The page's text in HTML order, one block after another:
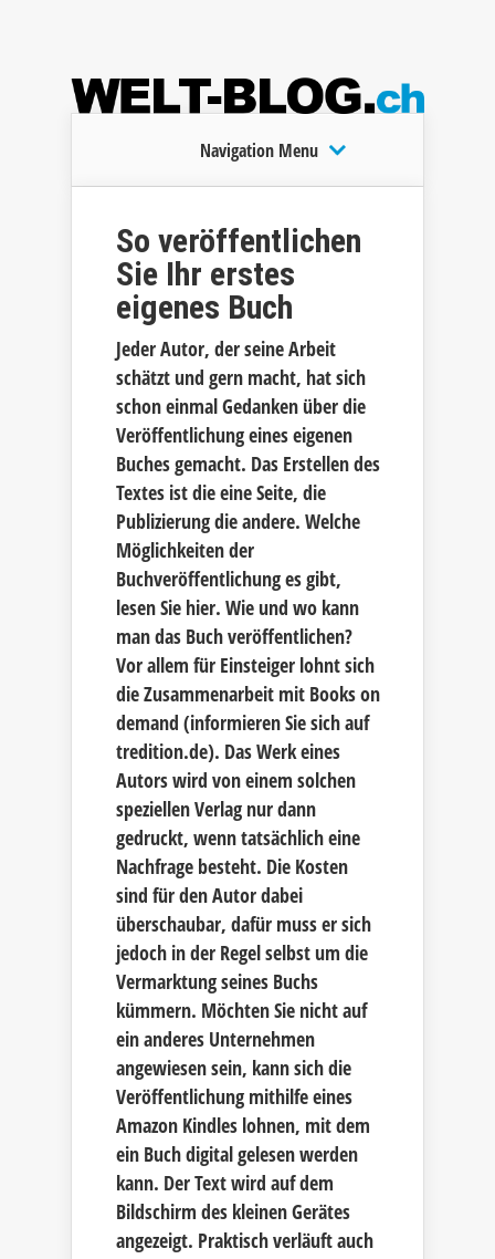
Navigation Menu
So veröffentlichen
Sie Ihr erstes
eigenes Buch
Jeder Autor, der seine Arbeit
schätzt und gern macht, hat sich
schon einmal Gedanken über die
Veröffentlichung eines eigenen
Buches gemacht. Das Erstellen des
Textes ist die eine Seite, die
Publizierung die andere. Welche
Möglichkeiten der
Buchveröffentlichung es gibt,
lesen Sie hier. Wie und wo kann
man das Buch veröffentlichen?
Vor allem für Einsteiger lohnt sich
die Zusammenarbeit mit Books on
demand (informieren Sie sich auf
tredition.de). Das Werk eines
Autors wird von einem solchen
speziellen Verlag nur dann
gedruckt, wenn tatsächlich eine
Nachfrage besteht. Die Kosten
sind für den Autor dabei
überschaubar, dafür muss er sich
jedoch in der Regel selbst um die
Vermarktung seines Buchs
kümmern. Möchten Sie nicht auf
ein anderes Unternehmen
angewiesen sein, kann sich die
Veröffentlichung mithilfe eines
Amazon Kindles lohnen, mit dem
ein Buch digital gelesen werden
kann. Der Text wird auf dem
Bildschirm des kleinen Gerätes
angezeigt. Praktisch verläuft auch